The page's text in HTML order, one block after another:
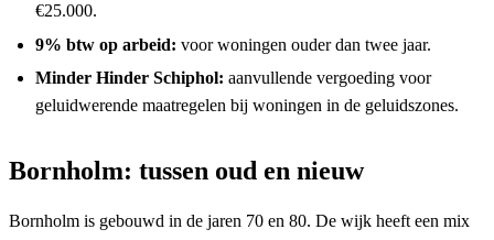
€25.000.
9% btw op arbeid: voor woningen ouder dan twee jaar.
Minder Hinder Schiphol: aanvullende vergoeding voor
geluidwerende maatregelen bij woningen in de geluidszones.
Bornholm: tussen oud en nieuw
Bornholm is gebouwd in de jaren 70 en 80. De wijk heeft een mix